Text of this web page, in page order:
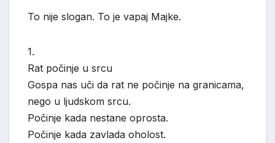
To nije slogan. To je vapaj Majke.
1.
Rat počinje u srcu
Gospa nas uči da rat ne počinje na granicama,
nego u ljudskom srcu.
Počinje kada nestane oprosta.
Počinje kada zavlada oholost.